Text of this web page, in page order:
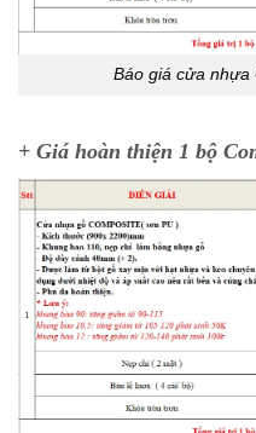
Báo giá cửa nhựa
+ Giá hoàn thiện 1 bộ